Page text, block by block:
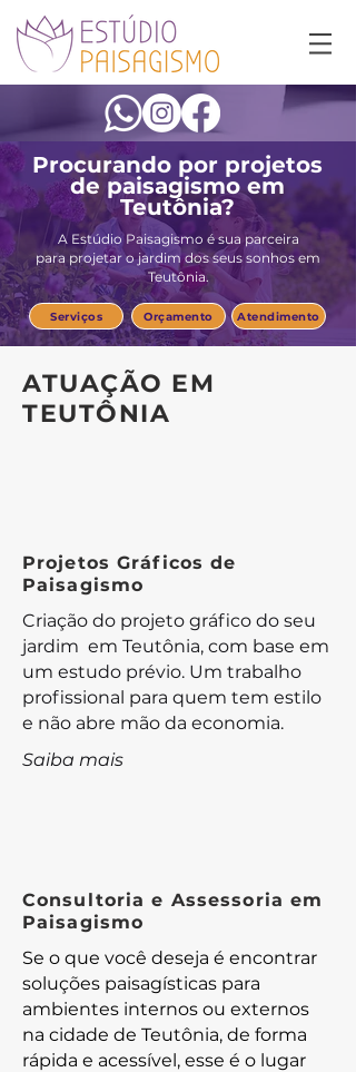
Procurando por projetos
de paisagismo em
Teutônia?
A Estúdio Paisagismo é sua parceira
para projetar o jardim dos seus sonhos em
Teutônia.
Serviços Orçamento Atendimento
ATUAÇÃO EM
TEUTÔNIA
Projetos Gráficos de
Paisagismo
Criação do projeto gráfico do seu
jardim em Teutônia, com base em
um estudo prévio. Um trabalho
profissional para quem tem estilo
e não abre mão da economia.
Saiba mais
Consultoria e Assessoria em
Paisagismo
Se o que você deseja é encontrar
soluções paisagísticas para
ambientes internos ou externos
na cidade de Teutônia, de forma
rápida e acessível, esse é o lugar